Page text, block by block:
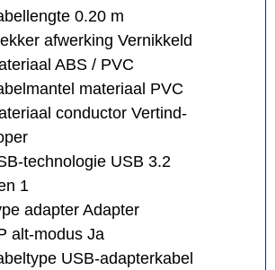
0.20 m
afwerking Vernikkeld
ABS / PVC
materiaal PVC
conductor Vertind-
technologie USB 3.2
1
adapter Adapter
alt-modus Ja
USB-adapterkabel